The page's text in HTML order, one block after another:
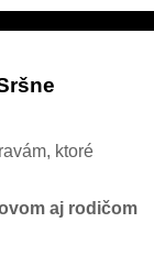
ktoré
aj rodičom